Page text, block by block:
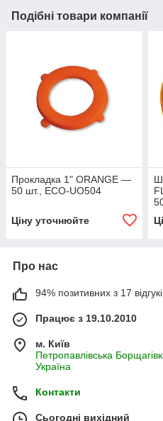
Подібні товари компанії
Прокладка 1" ORANGE —
50 шт., ECO-UO504
Ціну уточнюйте
Про нас
94% позитивних з 17
Працює з 19.10.2010
м. Київ
Петропавлівська
Україна
Контакти
Сьогодні вихідний